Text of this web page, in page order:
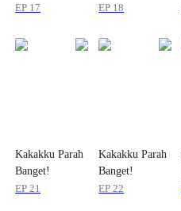
EP 17 EP 18
Kakakku Parah
Banget!
EP 21
Kakakku Parah
Banget!
EP 22